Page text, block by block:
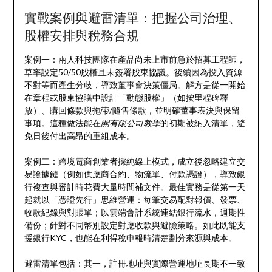
實戰案例與避雷清單：把握公司治理、
股權安排與稅務合規
案例一：兩人科技團隊在產品尚未上市前急於招募工程師，
草率設定50/50股權且未簽署股東協議。後續因為投入資源
不對等而產生分歧，導致董事會決策僵局。解方是從一開始
在章程或股東協議中設計「動態股權」（如按里程碑釋
放）、購回條款與拖帶/隨售條款，並明確董事表決與保留
事項。這種做法能在開有限公司教學的初期被納入清單，避
免日後付出高昂的重組成本。
案例二：跨境電商創業者採純線上模式，成立後忽略建立交
易證據鏈（例如供應商合約、物流單、付款憑證），導致銀
行複查與審計時花費大量時間補文件。最佳實務是從第一天
起就以「憑證先行」思維營運：每筆交易配對報價、發票、
收款紀錄與對賬單；以雲端會計系統連結銀行流水，週期性
備份；針對不同幣別設定對應收款與避險策略。如此既能支
援銀行KYC，也能在利得稅申報時清楚劃分來源與成本。
避雷清單包括：其一，註冊地址與實際營運地址長期不一致